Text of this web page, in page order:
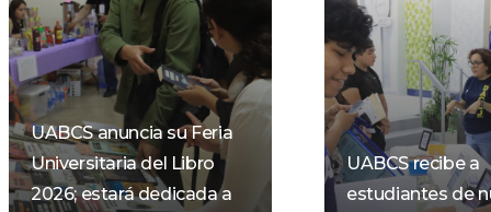
UABCS anuncia su Feria
Universitaria del Libro
2026; estará dedicada a
UABCS recibe a
estudiantes de